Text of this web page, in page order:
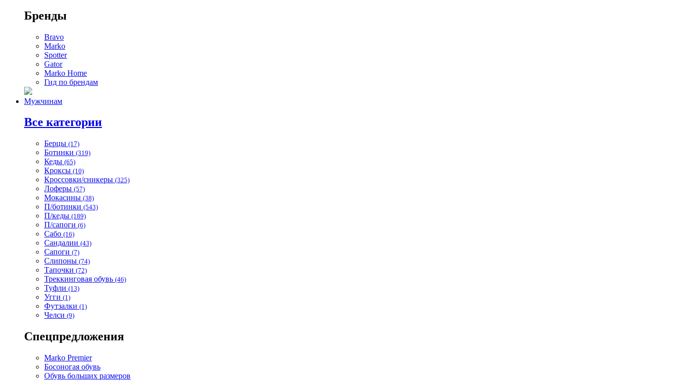
Бренды
Bravo
Marko
Spotter
Gator
Marko Home
Гид по брендам
Мужчинам
Все категории
Берцы (17)
Ботинки (319)
Кеды (65)
Кроксы (10)
Кроссовки/сникеры (325)
Лоферы (57)
Мокасины (38)
П/ботинки (543)
П/кеды (189)
П/сапоги (6)
Сабо (16)
Сандалии (43)
Сапоги (7)
Слипоны (74)
Тапочки (72)
Треккинговая обувь (46)
Туфли (13)
Угги (1)
Футзалки (1)
Челси (9)
Спецпредложения
Marko Premier
Босоногая обувь
Обувь больших размеров